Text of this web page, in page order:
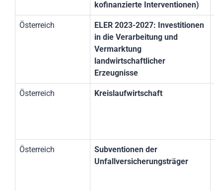
kofinanzierte Interventionen)
Österreich
ELER 2023-2027: Investitionen
in die Verarbeitung und
Vermarktung
landwirtschaftlicher
Erzeugnisse
Österreich Kreislaufwirtschaft
Österreich
Subventionen der
Unfallversicherungsträger